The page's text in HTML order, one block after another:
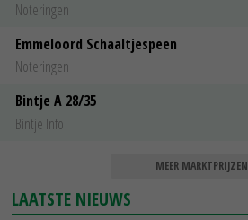
Noteringen
Emmeloord Schaaltjespeen
Noteringen
Bintje A 28/35
Bintje Info
MEER MARKTPRIJZEN
LAATSTE NIEUWS